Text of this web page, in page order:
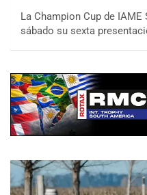
La Champion Cup de
sábado su sexta